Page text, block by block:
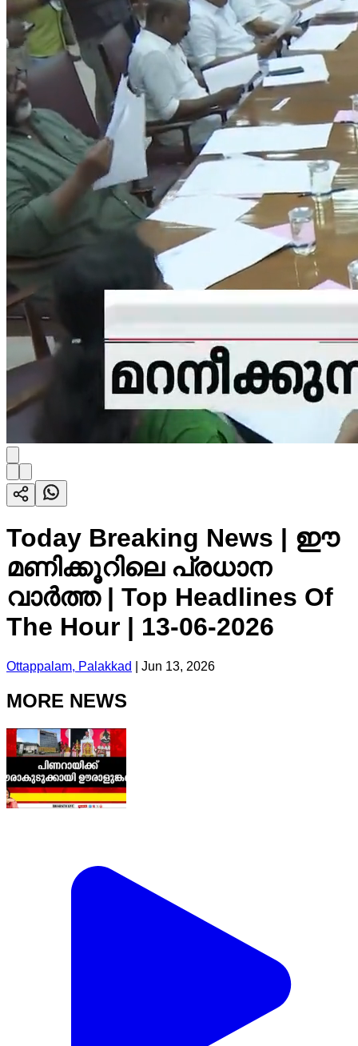
Today Breaking News | ഈ
മണിക്കൂറിലെ പ്രധാന
വാർത്ത | Top Headlines Of
The Hour | 13-06-2026
Ottappalam, Palakkad Jun 13, 2026
MORE NEWS